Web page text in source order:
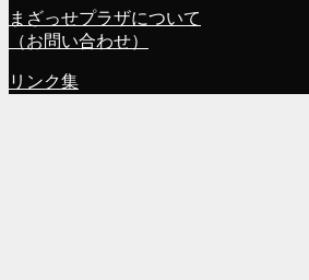
まざっせプラザについて
（お問い合わせ）
リンク集